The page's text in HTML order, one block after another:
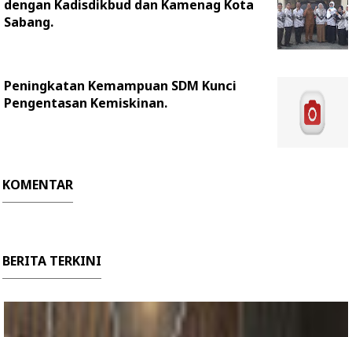
dengan Kadisdikbud dan Kamenag Kota
Sabang.
Peningkatan Kemampuan SDM Kunci
Pengentasan Kemiskinan.
KOMENTAR
BERITA TERKINI